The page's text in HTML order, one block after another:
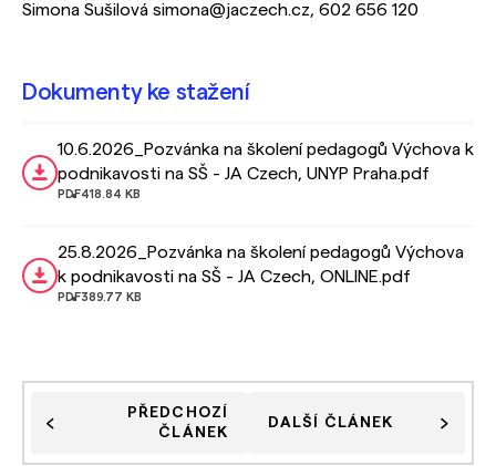
Simona Sušilová simona@jaczech.cz, 602 656 120
Dokumenty ke stažení
10.6.2026_Pozvánka na školení pedagogů Výchova k
podnikavosti na SŠ - JA Czech, UNYP Praha.pdf
PDF418.84 KB
25.8.2026_Pozvánka na školení pedagogů Výchova
k podnikavosti na SŠ - JA Czech, ONLINE.pdf
PDF389.77 KB
PŘEDCHOZÍ
ČLÁNEK
DALŠÍ ČLÁNEK